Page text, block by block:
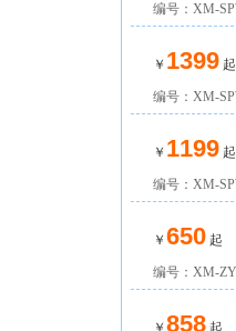
编号：XM-
￥ 1399起
编号：XM-
￥ 1199起
编号：XM-
￥ 650起
编号：XM-
￥ 858起